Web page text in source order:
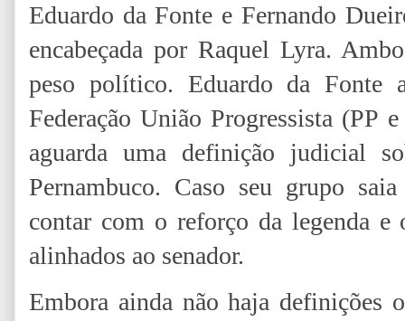
Eduardo da Fonte e Fernando
encabeçada por Raquel Lyra.
peso político. Eduardo da Fonte
Federação União Progressista (PP
aguarda uma definição judicial
Pernambuco. Caso seu grupo
contar com o reforço da legenda e
alinhados ao senador.
Embora ainda não haja definições